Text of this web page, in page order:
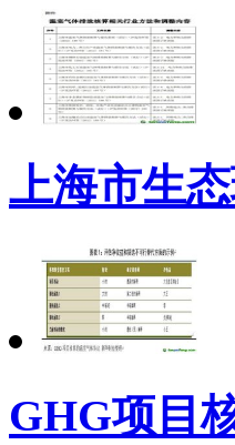
上海市生
GHG项目